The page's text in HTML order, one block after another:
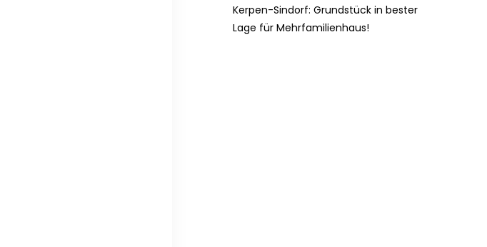
Kerpen-Sindorf: Grundstück in bester
Lage für Mehrfamilienhaus!